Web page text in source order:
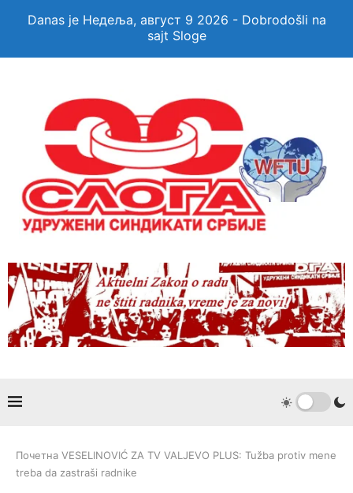
Danas je Недеља, август 9 2026 - Dobrodošli na
sajt Sloge
Почетна VESELINOVIĆ ZA TV VALJEVO PLUS: Tužba protiv mene
treba da zastraši radnike